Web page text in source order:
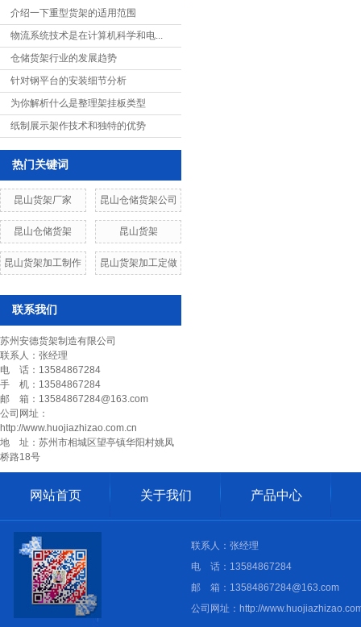
介绍一下重型货架的适用范围
物流系统技术是在计算机科学和电...
仓储货架行业的发展趋势
针对钢平台的安装细节分析
为你解析什么是整理架挂板类型
纸制展示架作技术和独特的优势
热门关键词
昆山货架厂家 昆山仓储货架公司
昆山仓储货架 昆山货架
昆山货架加工制作 昆山货架加工定做
联系我们
苏州安德货架制造有限公司
联系人：张经理
电 话：13584867284
手 机：13584867284
邮 箱：13584867284@163.com
公司网址：
http://www.huojiazhizao.com.cn
地 址：苏州市相城区望亭镇华阳村姚凤
桥路18号
网站首页 关于我们 产品中心
联系人：张经理
电 话：13584867284
邮 箱：13584867284@163.com
公司网址：http://